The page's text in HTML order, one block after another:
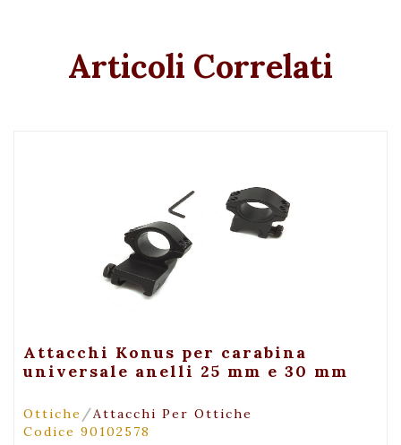
Articoli Correlati
+ Visualizza
Attacchi Konus per carabina
universale anelli 25 mm e 30 mm
Ottiche /Attacchi Per Ottiche
Codice 90102578